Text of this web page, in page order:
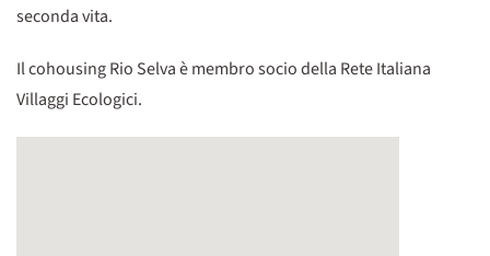
seconda vita.
Il cohousing Rio Selva è membro socio della Rete Italiana
Villaggi Ecologici.